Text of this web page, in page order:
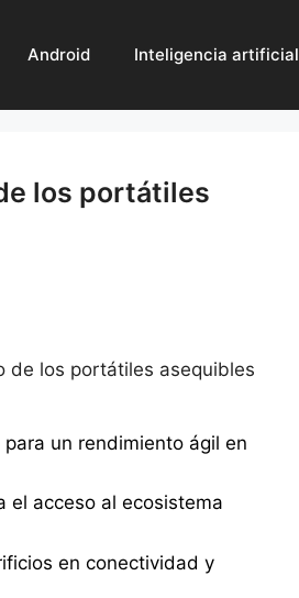
Android Inteligencia artificial
los portátiles
de los portátiles asequibles
un rendimiento ágil en
el acceso al ecosistema
en conectividad y